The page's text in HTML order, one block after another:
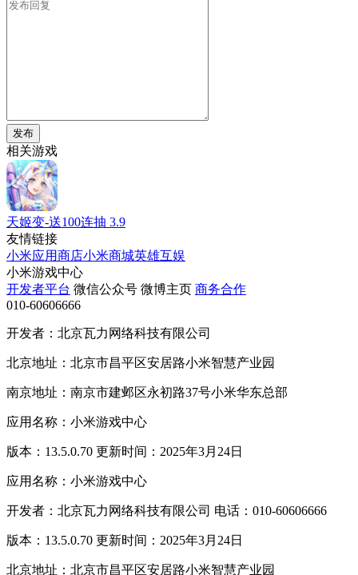
发布
相关游戏
天姬变-送100连抽 3.9
友情链接
小米应用商店小米商城英雄互娱
小米游戏中心
开发者平台 微信公众号 微博主页 商务合作
010-60606666
开发者：北京瓦力网络科技有限公司
北京地址：北京市昌平区安居路小米智慧产业园
南京地址：南京市建邺区永初路37号小米华东总部
应用名称：小米游戏中心
版本：13.5.0.70 更新时间：2025年3月24日
应用名称：小米游戏中心
开发者：北京瓦力网络科技有限公司 电话：010-60606666
版本：13.5.0.70 更新时间：2025年3月24日
北京地址：北京市昌平区安居路小米智慧产业园